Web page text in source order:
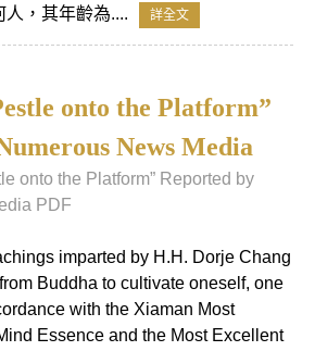
，其年齡為....
詳全文
onto the Platform”
News Media
onto the Platform” Reported by
PDF
imparted by H.H. Dorje Chang
Buddha to cultivate oneself, one
with the Xiaman Most
Essence and the Most Excellent